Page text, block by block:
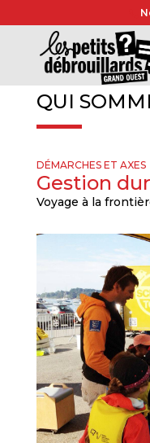
QUI
DÉMARCHES ET AXES
Gestion
Voyage à la